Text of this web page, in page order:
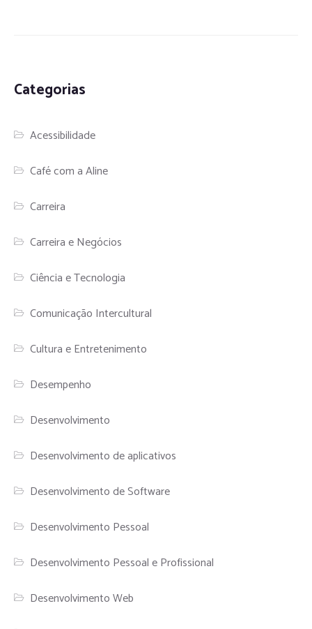
Categorias
Acessibilidade
Café com a Aline
Carreira
Carreira e Negócios
Ciência e Tecnologia
Comunicação Intercultural
Cultura e Entretenimento
Desempenho
Desenvolvimento
Desenvolvimento de aplicativos
Desenvolvimento de Software
Desenvolvimento Pessoal
Desenvolvimento Pessoal e Profissional
Desenvolvimento Web